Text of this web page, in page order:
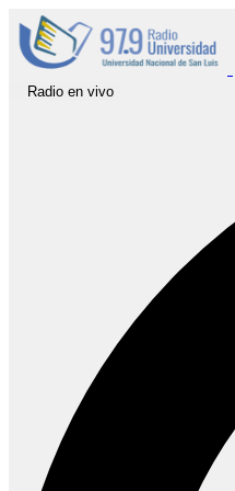
Radio en vivo